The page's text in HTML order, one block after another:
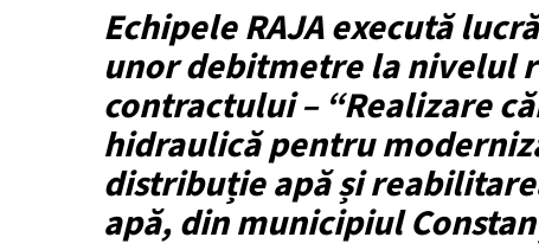
Echipele RAJA execută
unor debitmetre la nivelul
contractului – “Realizare
hidraulică pentru
distribuție apă și
apă, din municipiul